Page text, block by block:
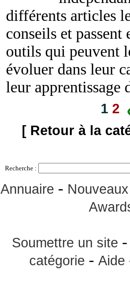
différents articles
conseils et passent
outils qui peuvent
évoluer dans leur
leur apprentissage
1 2
[ Retour à la
Recherche :
Annuaire -
Soumettre un site
catégorie - Aide